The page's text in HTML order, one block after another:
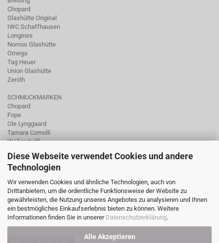
Diese Webseite verwendet Cookies und andere
Technologien
Wir verwenden Cookies und ähnliche Technologien, auch von
Drittanbietern, um die ordentliche Funktionsweise der Website zu
gewährleisten, die Nutzung unseres Angebotes zu analysieren und Ihnen
ein bestmögliches Einkaufserlebnis bieten zu können. Weitere
Informationen finden Sie in unserer Datenschutzerklärung.
Alle Akzeptieren
Chopard
Glashütte Original
IWC Schaffhausen
Longines
Nomos Glashütte
Omega
Tag Heuer
Union Glashütte
Zenith
SCHMUCKMARKEN
Chopard
Fope
Ole Lynggaard
Tamara Comolli
Wellendorff